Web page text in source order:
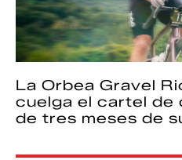
La Orbea Gravel
cuelga el cartel de
de tres meses de